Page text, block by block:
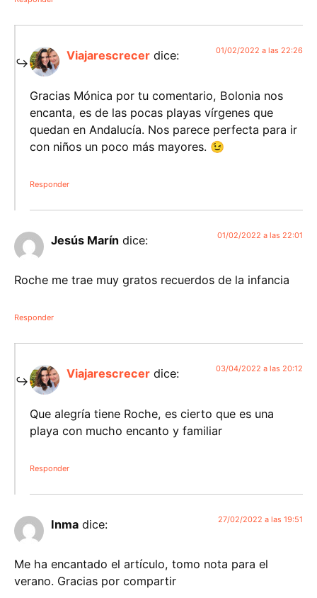
Viajarescrecer dice: 01/02/2022 a las 22:26
Gracias Mónica por tu comentario, Bolonia nos
encanta, es de las pocas playas vírgenes que
quedan en Andalucía. Nos parece perfecta para ir
con niños un poco más mayores. 😉
Responder
Jesús Marín dice: 01/02/2022 a las 22:01
Roche me trae muy gratos recuerdos de la infancia
Responder
Viajarescrecer dice: 03/04/2022 a las 20:12
Que alegría tiene Roche, es cierto que es una
playa con mucho encanto y familiar
Responder
Inma dice: 27/02/2022 a las 19:51
Me ha encantado el artículo, tomo nota para el
verano. Gracias por compartir